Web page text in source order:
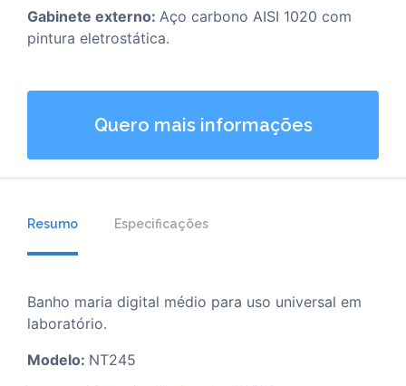
Gabinete externo: Aço carbono AISI 1020 com
pintura eletrostática.
Quero mais informações
Resumo Especificações
Banho maria digital médio para uso universal em
laboratório.
Modelo: NT245